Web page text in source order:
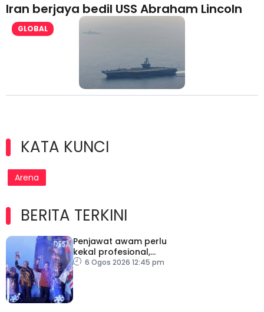
Iran berjaya bedil USS Abraham Lincoln
GLOBAL
KATA KUNCI
Arena
BERITA TERKINI
Penjawat awam perlu
kekal profesional,
berkecuali ketika laksana
6 Ogos 2026 12:45 pm